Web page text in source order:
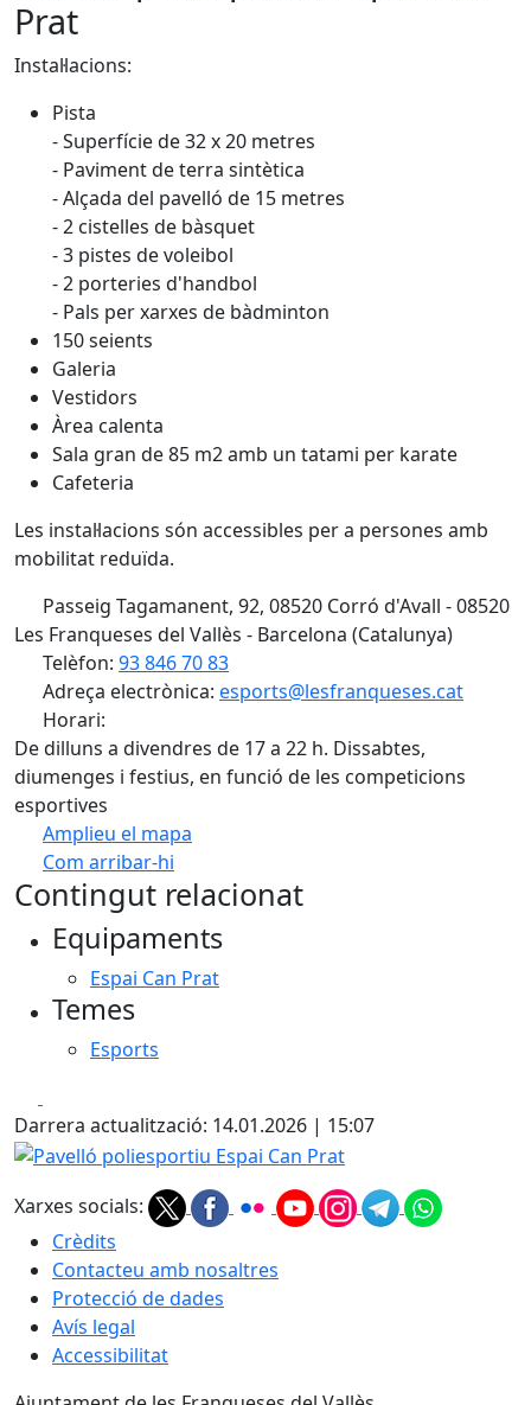
Prat
Instal·lacions:
Pista
- Superfície de 32 x 20 metres
- Paviment de terra sintètica
- Alçada del pavelló de 15 metres
- 2 cistelles de bàsquet
- 3 pistes de voleibol
- 2 porteries d'handbol
- Pals per xarxes de bàdminton
150 seients
Galeria
Vestidors
Àrea calenta
Sala gran de 85 m2 amb un tatami per karate
Cafeteria
Les instal·lacions són accessibles per a persones amb
mobilitat reduïda.
Passeig Tagamanent, 92, 08520 Corró d'Avall - 08520
Les Franqueses del Vallès - Barcelona (Catalunya)
Telèfon: 93 846 70 83
Adreça electrònica: esports@lesfranqueses.cat
Horari:
De dilluns a divendres de 17 a 22 h. Dissabtes,
diumenges i festius, en funció de les competicions
esportives
Amplieu el mapa
Com arribar-hi
+
Contingut relacionat
Equipaments
Espai Can Prat
Temes
Esports
Darrera actualització: 14.01.2026 | 15:07
Pavelló poliesportiu Espai Can Prat
Xarxes socials:
Crèdits
Contacteu amb nosaltres
Protecció de dades
Avís legal
Accessibilitat